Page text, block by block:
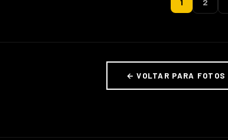
1 2
← VOLTAR PARA FOTOS